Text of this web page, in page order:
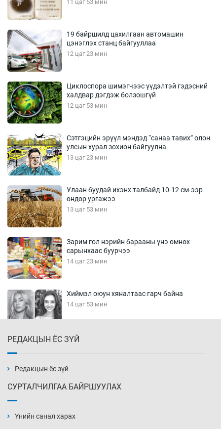
11 цаг 53 мин
19 байршилд цахилгаан автомашин
цэнэглэх станц байгууллаа
12 цаг 23 мин
Циклоспора шимэгчээс үүдэлтэй гэдэсний
халдвар дэгдэж болзошгүй
12 цаг 53 мин
Сэтгэцийн эрүүл мэндэд “санаа тавих” олон
улсын хурал зохион байгуулна
13 цаг 23 мин
Улаан буудай ихэнх талбайд 10-12 см-ээр
өндөр ургажээ
13 цаг 53 мин
Зарим гол нэрийн барааны үнэ өмнөх
сарынхаас буурчээ
14 цаг 23 мин
Хиймэл оюун хяналтаас гарч байна
14 цаг 53 мин
15 цаг 23 мин
нэмэгджээ
РЕДАКЦЫН ЁС ЗҮЙ
Редакцын ёс зүй
СУРТАЛЧИЛГАА БАЙРШУУЛАХ
Үнийн санал харах